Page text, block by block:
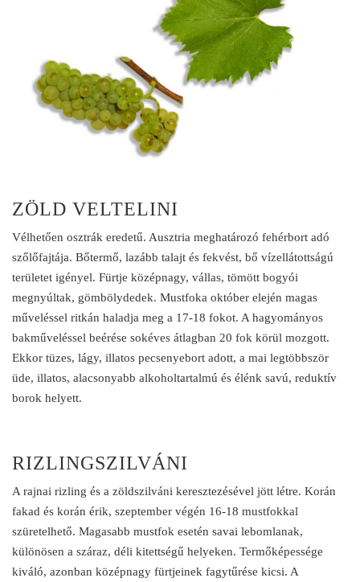
ZÖLD VELTELINI
Vélhetően osztrák eredetű. Ausztria meghatározó fehérbort adó
szőlőfajtája. Bőtermő, lazább talajt és fekvést, bő vízellátottságú
területet igényel. Fürtje középnagy, vállas, tömött bogyói
megnyúltak, gömbölydedek. Mustfoka október elején magas
műveléssel ritkán haladja meg a 17-18 fokot. A hagyományos
bakműveléssel beérése sokéves átlagban 20 fok körül mozgott.
Ekkor tüzes, lágy, illatos pecsenyebort adott, a mai legtöbbször
üde, illatos, alacsonyabb alkoholtartalmú és élénk savú, reduktív
borok helyett.
RIZLINGSZILVÁNI
A rajnai rizling és a zöldszilváni keresztezésével jött létre. Korán
fakad és korán érik, szeptember végén 16-18 mustfokkal
szüretelhető. Magasabb mustfok esetén savai lebomlanak,
különösen a száraz, déli kitettségű helyeken. Termőképessége
kiváló, azonban középnagy fürtjeinek fagytűrése kicsi. A